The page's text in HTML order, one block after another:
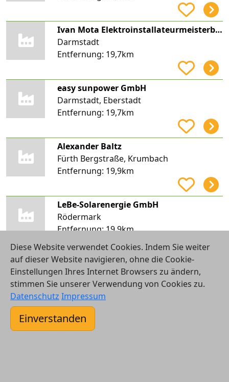
Ivan Mota Elektroinstallateurmeisterbetrieb
Darmstadt
Entfernung: 19,7km
easy sunpower GmbH
Darmstadt, Eberstadt
Entfernung: 19,7km
Alexander Baltz
Fürth Bergstraße, Krumbach
Entfernung: 19,9km
LeBe-Solarenergie GmbH
Rödermark
Entfernung:19,9km
Stephan Rachor
Erlenbach am Main, Mechenhard
Entfernung:20,1km
Stephan Rachor Elektroinstallation
Erlenbach am Main, Mechenhard
Diese Website verwendet Cookies. Indem Sie weiter
auf dieser Website navigieren, ohne die Cookie-
Einstellungen Ihres Internet Browsers zu ändern,
stimmen Sie unserer Verwendung von Cookies zu.
Datenschutz Impressum
Einverstanden